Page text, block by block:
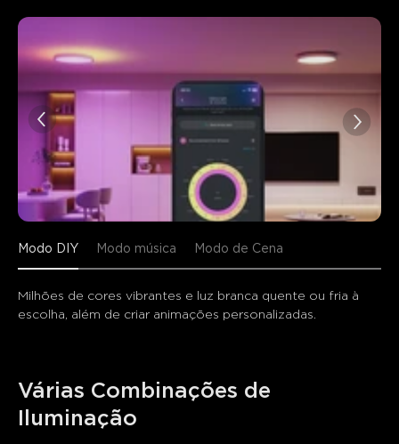
Modo DIY Modo música Modo de Cena
Milhões de cores vibrantes e luz branca quente ou fria à
escolha, além de criar animações personalizadas.
Várias Combinações de
Iluminação